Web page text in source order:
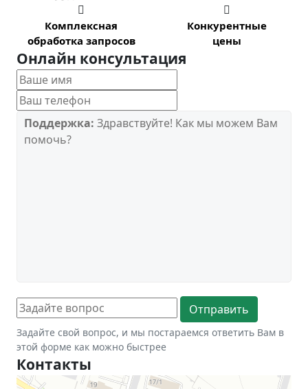

Комплексная
обработка запросов

Конкурентные
цены
Онлайн консультация
Поддержка: Здравствуйте! Как мы можем Вам
помочь?
Задайте свой вопрос, и мы постараемся ответить Вам в
этой форме как можно быстрее
Контакты
Новосибирск